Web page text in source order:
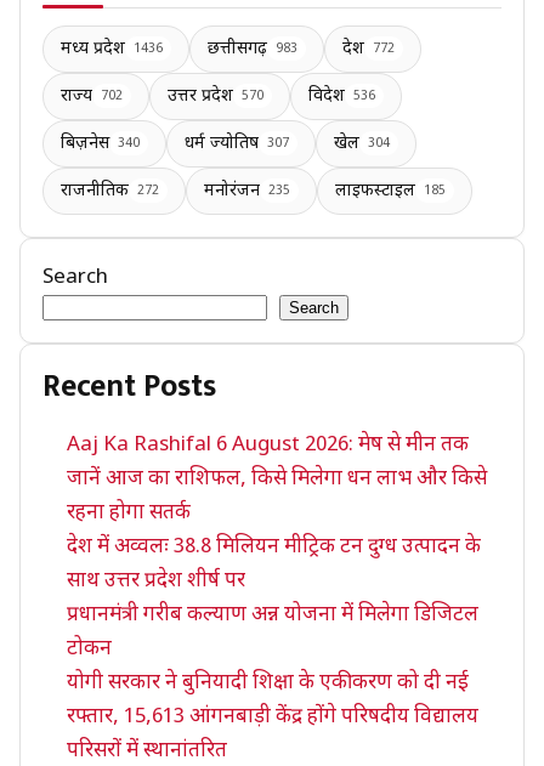
मध्य प्रदेश 1436 छत्तीसगढ़ 983 देश 772
राज्य 702 उत्तर प्रदेश 570 विदेश 536
बिज़नेस 340 धर्म ज्योतिष 307 खेल 304
राजनीतिक 272 मनोरंजन 235 लाइफस्टाइल 185
Search
Search
Recent Posts
Aaj Ka Rashifal 6 August 2026: मेष से मीन तक
जानें आज का राशिफल, किसे मिलेगा धन लाभ और किसे
रहना होगा सतर्क
देश में अव्वलः 38.8 मिलियन मीट्रिक टन दुग्ध उत्पादन के
साथ उत्तर प्रदेश शीर्ष पर
प्रधानमंत्री गरीब कल्याण अन्न योजना में मिलेगा डिजिटल
टोकन
योगी सरकार ने बुनियादी शिक्षा के एकीकरण को दी नई
रफ्तार, 15,613 आंगनबाड़ी केंद्र होंगे परिषदीय विद्यालय
परिसरों में स्थानांतरित